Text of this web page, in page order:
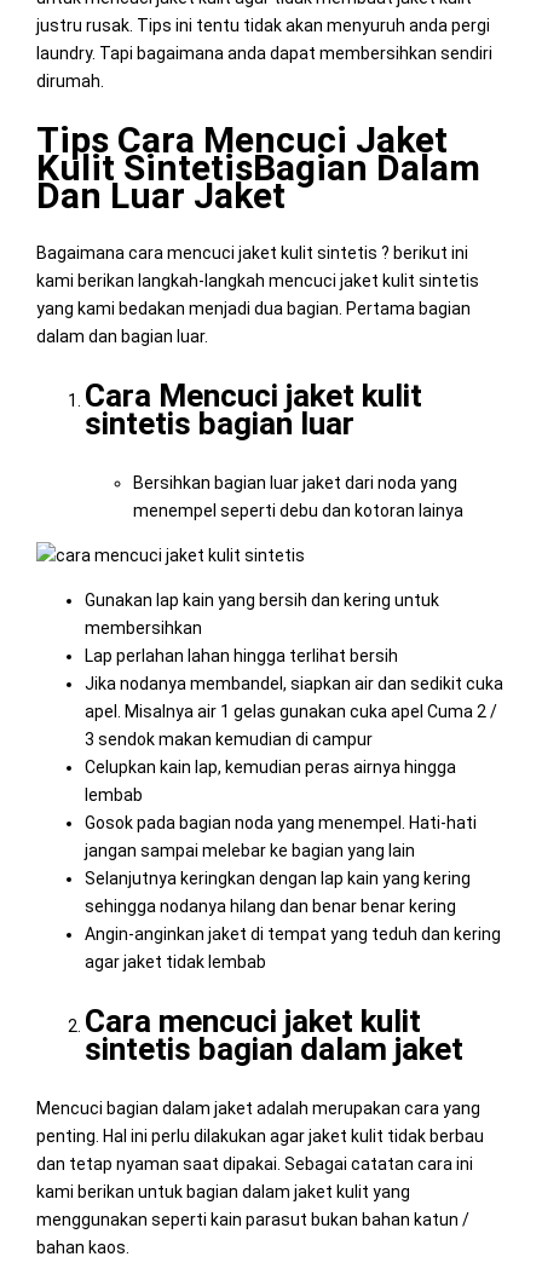
justru rusak. Tips ini tentu tidak akan menyuruh anda pergi
laundry. Tapi bagaimana anda dapat membersihkan sendiri
dirumah.
Tips Cara Mencuci Jaket
Kulit SintetisBagian Dalam
Dan Luar Jaket
Bagaimana cara mencuci jaket kulit sintetis ? berikut ini
kami berikan langkah-langkah mencuci jaket kulit sintetis
yang kami bedakan menjadi dua bagian. Pertama bagian
dalam dan bagian luar.
Cara Mencuci jaket kulit
sintetis bagian luar
Bersihkan bagian luar jaket dari noda yang
menempel seperti debu dan kotoran lainya
Gunakan lap kain yang bersih dan kering untuk
membersihkan
Lap perlahan lahan hingga terlihat bersih
Jika nodanya membandel, siapkan air dan sedikit cuka
apel. Misalnya air 1 gelas gunakan cuka apel Cuma 2 /
3 sendok makan kemudian di campur
Celupkan kain lap, kemudian peras airnya hingga
lembab
Gosok pada bagian noda yang menempel. Hati-hati
jangan sampai melebar ke bagian yang lain
Selanjutnya keringkan dengan lap kain yang kering
sehingga nodanya hilang dan benar benar kering
Angin-anginkan jaket di tempat yang teduh dan kering
agar jaket tidak lembab
Cara mencuci jaket kulit
sintetis bagian dalam jaket
Mencuci bagian dalam jaket adalah merupakan cara yang
penting. Hal ini perlu dilakukan agar jaket kulit tidak berbau
dan tetap nyaman saat dipakai. Sebagai catatan cara ini
kami berikan untuk bagian dalam jaket kulit yang
menggunakan seperti kain parasut bukan bahan katun /
bahan kaos.